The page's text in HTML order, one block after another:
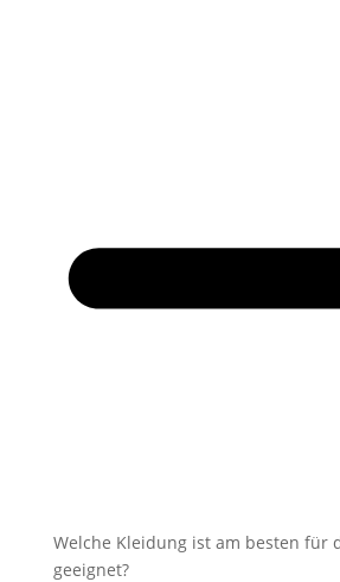
Welche Kleidung ist am besten für
geeignet?